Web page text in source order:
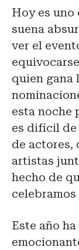
Hoy es uno
suena
ver el
quien gana
esta noche
es difícil de
de actores,
artistas
hecho de
celebramos
Este año